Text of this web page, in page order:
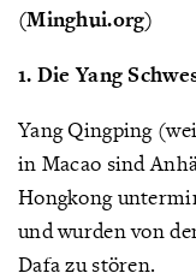
(Minghui.org)
1. Die Yang
Yang Qingping
in Macao sind
Hongkong
und wurden von
Dafa zu stören.